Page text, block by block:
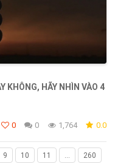
KHÔNG, HÃY NHÌN VÀO 4
0 0 1,764 0.0
9 10 11 260